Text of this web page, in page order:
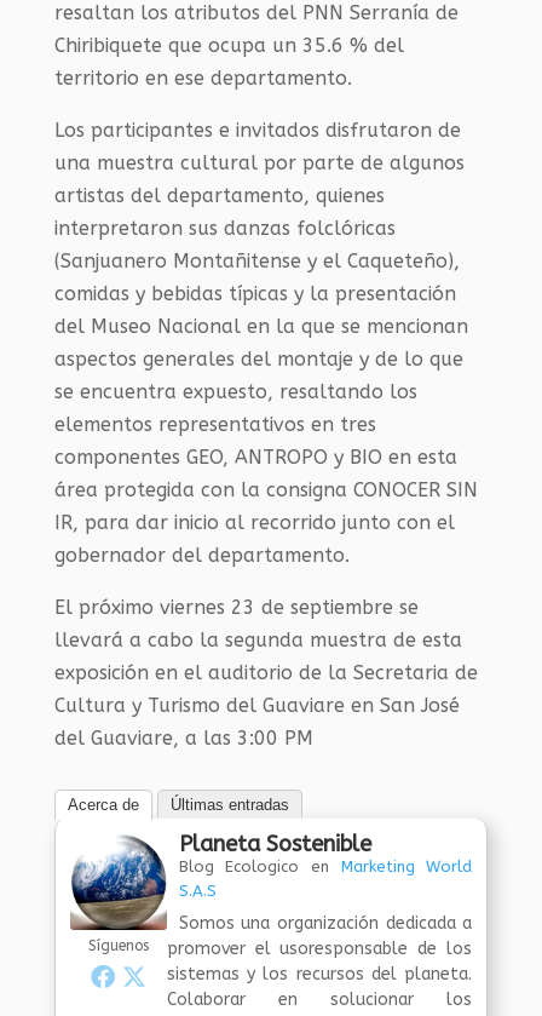
resaltan los atributos del PNN Serranía de
Chiribiquete que ocupa un 35.6 % del
territorio en ese departamento.
Los participantes e invitados disfrutaron de
una muestra cultural por parte de algunos
artistas del departamento, quienes
interpretaron sus danzas folclóricas
(Sanjuanero Montañitense y el Caqueteño),
comidas y bebidas típicas y la presentación
del Museo Nacional en la que se mencionan
aspectos generales del montaje y de lo que
se encuentra expuesto, resaltando los
elementos representativos en tres
componentes GEO, ANTROPO y BIO en esta
área protegida con la consigna CONOCER SIN
IR, para dar inicio al recorrido junto con el
gobernador del departamento.
El próximo viernes 23 de septiembre se
llevará a cabo la segunda muestra de esta
exposición en el auditorio de la Secretaria de
Cultura y Turismo del Guaviare en San José
del Guaviare, a las 3:00 PM
Acerca de Últimas entradas
Síguenos
Planeta Sostenible
Blog Ecologico en Marketing World
S.A.S
Somos una organización dedicada a
promover el usoresponsable de los
sistemas y los recursos del planeta.
Colaborar en solucionar los